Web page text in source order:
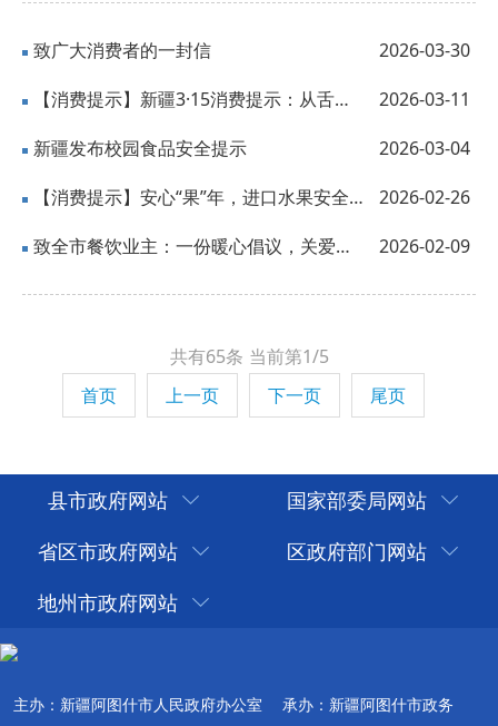
2026-03-30
致广大消费者的一封信
2026-03-11
【消费提示】新疆3·15消费提示：从舌尖到指尖，筑牢消费安全线
2026-03-04
新疆发布校园食品安全提示
2026-02-26
【消费提示】安心“果”年，进口水果安全消费提示
2026-02-09
致全市餐饮业主：一份暖心倡议，关爱城市烟火气的传递者！
共有65条 当前第1/5
首页
上一页 下一页 尾页
县市政府网站
国家部委局网站
省区市政府网站
区政府部门网站
地州市政府网站
主办：新疆阿图什市人民政府办公室
承办：新疆阿图什市政务